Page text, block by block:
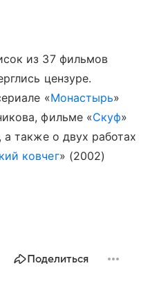
из 37 фильмов
цензуре.
«Монастырь»
фильме «Скуф»
также о двух работах
ковчег» (2002)
Поделиться